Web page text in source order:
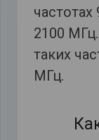
2100
таких
МГц.